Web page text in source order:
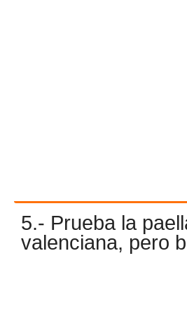
5.- Prueba la
valenciana, pero